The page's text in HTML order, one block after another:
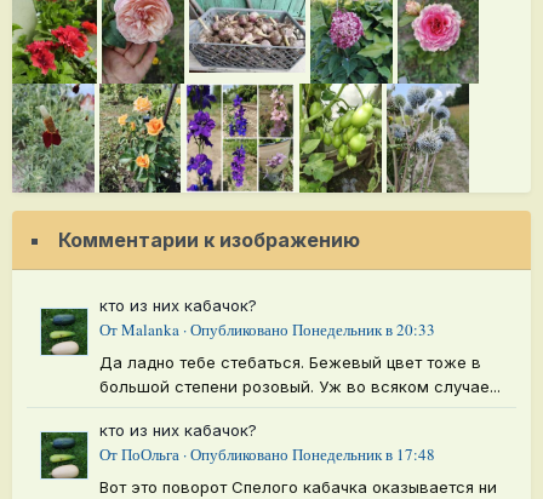
Комментарии к изображению
кто из них кабачок?
ОтMalanka ·Опубликовано Понедельник в 20:33
Да ладно тебе стебаться. Бежевый цвет тоже в
большой степени розовый. Уж во всяком случае...
кто из них кабачок?
ОтПоОльга ·Опубликовано Понедельник в 17:48
Вот это поворот Спелого кабачка оказывается ни